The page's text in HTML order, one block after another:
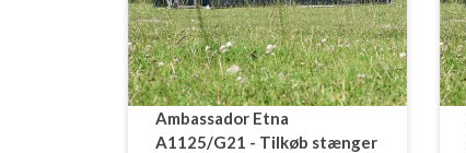
Ambassador Etna
A1125/G21 - Tilkøb stænger